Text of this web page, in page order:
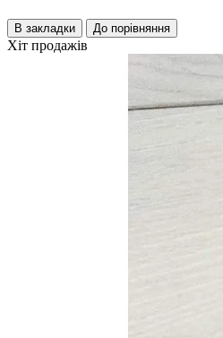
В закладки До порівняння
Хіт продажів